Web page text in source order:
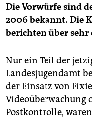
Die Vorwürfe sind
2006 bekannt. Die
berichten über sehr
Nur ein Teil der
Landesjugendamt
der Einsatz von
Videoüberwachung
Postkontrolle,